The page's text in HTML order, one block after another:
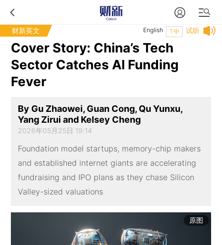
财新英文 试听
T中
English
Cover Story: China’s Tech
Sector Catches AI Funding
Fever
By Gu Zhaowei, Guan Cong, Qu Yunxu,
Yang Zirui and Kelsey Cheng
2026年05月25日 19:14
Foundation model startups, memory-chip makers
and established internet giants are accelerating
fundraising and IPO plans as they chase Silicon
Valley-sized valuations
原图